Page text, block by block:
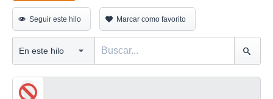
Seguir este hilo Marcar como favorito